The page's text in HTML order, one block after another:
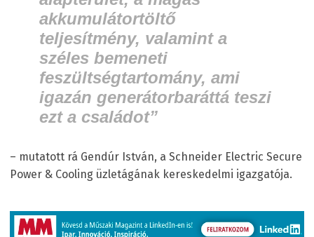
akkumulátortöltő
teljesítmény, valamint a
széles bemeneti
feszültségtartomány, ami
igazán generátorbaráttá teszi
ezt a családot”
– mutatott rá Gendúr István, a Schneider Electric Secure
Power & Cooling üzletágának kereskedelmi igazgatója.